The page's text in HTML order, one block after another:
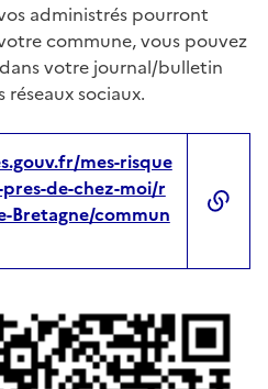
administrés pourront
commune, vous pouvez
votre journal/bulletin
sociaux.
mes-risque
de-chez-moi/r
commun